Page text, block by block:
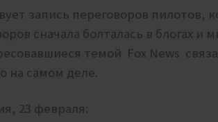
запись переговоров пилотов,
сначала болталась в блогах и
темой Fox News
на самом деле.
23 февраля: